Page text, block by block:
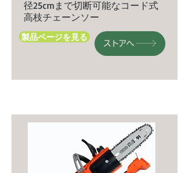
径25cmまで切断可能なコード式
高枝チェーンソー
製品ページを見る
ストアへ